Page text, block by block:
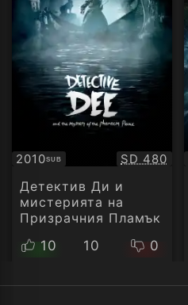
2010SUB
Субтитри Качество:
SD 480
Детектив Ди и
мистерията на
Призрачния Пламък
10
10 0